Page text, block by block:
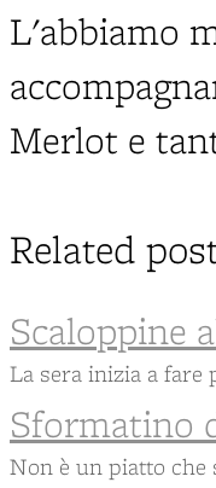
L'abbiamo
Merlot e
Related
Scaloppine
La sera inizia a fare
Sformatino
Non è un piatto